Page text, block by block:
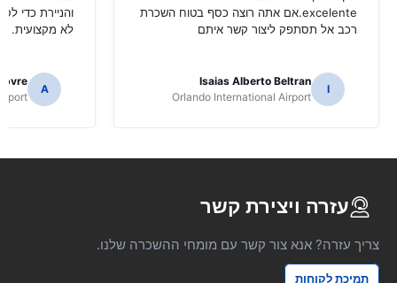
excelente.אם אתה רוצה כסף בטוח השכרת
רכב אל תסתפק ליצור קשר איתם
I
Isaias Alberto Beltran
Orlando International Airport
והניירת כדי
לא מקצועית.
A
עזרה ויצירת קשר
צריך עזרה? אנא צור קשר עם מומחי ההשכרה שלנו.
תמיכת לקוחות